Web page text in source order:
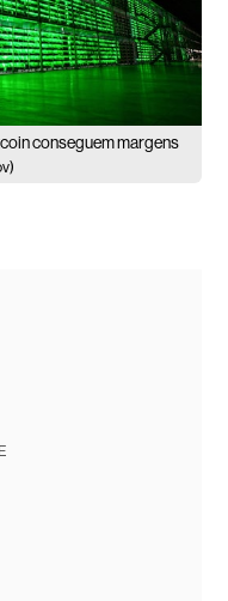
conseguem margens